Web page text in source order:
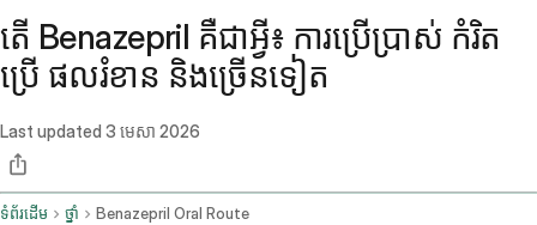
តើ Benazepril គឺជាអ្វី៖ ការប្រើប្រាស់ កំរិត
ប្រើ ផលរំខាន និងច្រើនទៀត
Last updated 3 មេសា 2026
ទំព័រដើម ថ្នាំ Benazepril Oral Route